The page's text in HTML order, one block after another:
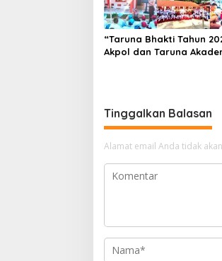
“Taruna Bhakti Tahun
Akpol dan Taruna
Tinggalkan Balasan
Alamat email Anda tidak